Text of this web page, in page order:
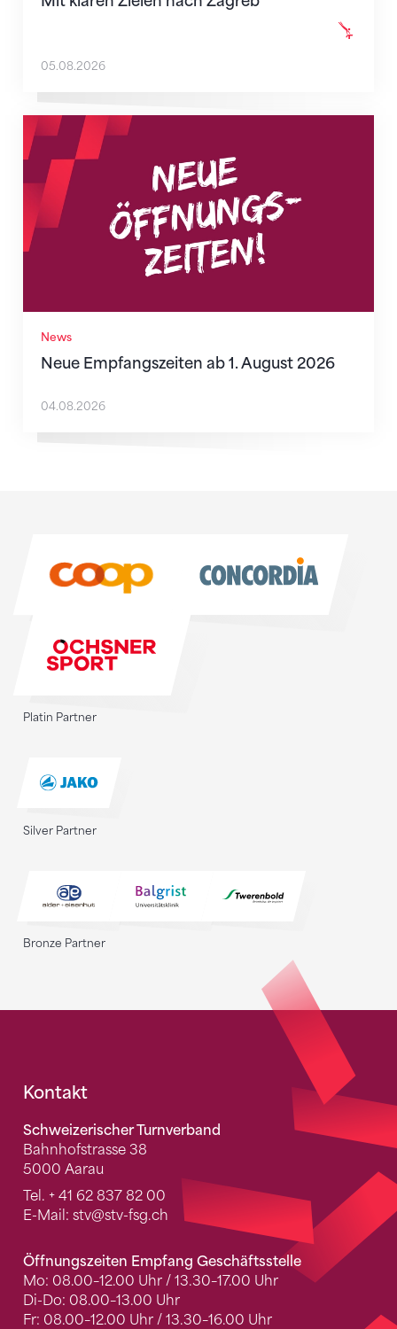
05.08.2026
News
Neue Empfangszeiten ab 1. August 2026
Neue Empfangszeiten ab 1. August 2026
04.08.2026
Platin Partner
Silver Partner
Bronze Partner
Fusszeile
Kontakt
Schweizerischer Turnverband
Bahnhofstrasse 38
5000 Aarau
Tel. + 41 62 837 82 00
E-Mail: stv@stv-fsg.ch
Öffnungszeiten Empfang Geschäftsstelle
Mo: 08.00–12.00 Uhr / 13.30–17.00 Uhr
Di-Do: 08.00–13.00 Uhr
Fr: 08.00–12.00 Uhr / 13.30–16.00 Uhr